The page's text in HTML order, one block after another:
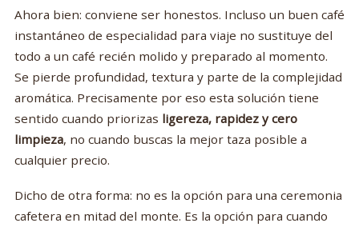
Ahora bien: conviene ser honestos. Incluso un buen café
instantáneo de especialidad para viaje no sustituye del
todo a un café recién molido y preparado al momento.
Se pierde profundidad, textura y parte de la complejidad
aromática. Precisamente por eso esta solución tiene
sentido cuando priorizas ligereza, rapidez y cero
limpieza, no cuando buscas la mejor taza posible a
cualquier precio.
Dicho de otra forma: no es la opción para una ceremonia
cafetera en mitad del monte. Es la opción para cuando